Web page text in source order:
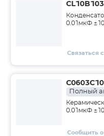
0.01мкФ
Связаться
Полный
0.01мкФ
Сообщить